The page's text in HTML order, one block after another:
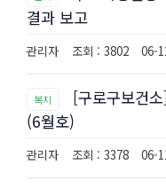
결과 보고
관리자 조회 : 3802 06-
복지
[구로구보건
(6월호)
관리자 조회 : 3378 06-